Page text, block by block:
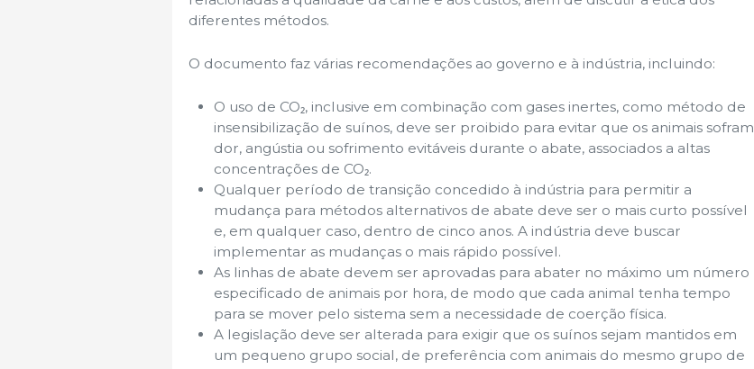
diferentes métodos.
O documento faz várias recomendações ao governo e à indústria, incluindo:
O uso de CO₂, inclusive em combinação com gases inertes, como método de
insensibilização de suínos, deve ser proibido para evitar que os animais sofram
dor, angústia ou sofrimento evitáveis durante o abate, associados a altas
concentrações de CO₂.
Qualquer período de transição concedido à indústria para permitir a
mudança para métodos alternativos de abate deve ser o mais curto possível
e, em qualquer caso, dentro de cinco anos. A indústria deve buscar
implementar as mudanças o mais rápido possível.
As linhas de abate devem ser aprovadas para abater no máximo um número
especificado de animais por hora, de modo que cada animal tenha tempo
para se mover pelo sistema sem a necessidade de coerção física.
A legislação deve ser alterada para exigir que os suínos sejam mantidos em
um pequeno grupo social, de preferência com animais do mesmo grupo de